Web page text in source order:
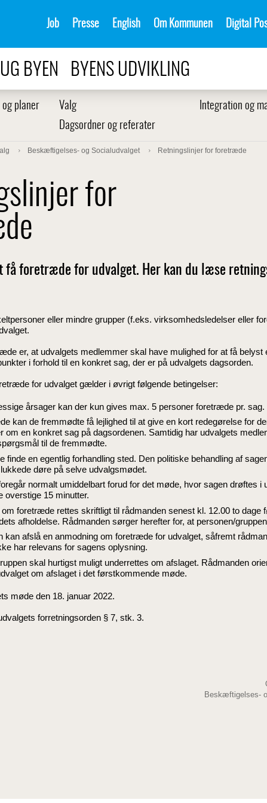
Job Presse English Om Kommunen Digital
BYEN BYENS UDVIKLING
planer Valg
Integration og
Dagsordner og referater
Beskæftigelses- og Socialudvalget Retningslinjer for foretræde
for
få foretræde for udvalget. Her kan du læse
eller mindre grupper (f.eks. virksomhedsledelser eller
er, at udvalgets medlemmer skal have mulighed for at få belyst
i forhold til en konkret sag, der er på udvalgets dagsorden.
for udvalget gælder i øvrigt følgende betingelser:
årsager kan der kun gives max. 5 personer foretræde pr. sag.
kan de fremmødte få lejlighed til at give en kort redegørelse for
om en konkret sag på dagsordenen. Samtidig har udvalgets
til de fremmødte.
finde en egentlig forhandling sted. Den politiske behandling af
døre på selve udvalgsmødet.
normalt umiddelbart forud for det møde, hvor sagen drøftes i
overstige 15 minutter.
foretræde rettes skriftligt til rådmanden senest kl. 12.00 to dage
afholdelse. Rådmanden sørger herefter for, at personen/
kan afslå en anmodning om foretræde for udvalget, såfremt
har relevans for sagens oplysning.
skal hurtigst muligt underrettes om afslaget. Rådmanden
om afslaget i det førstkommende møde.
møde den 18. januar 2022.
forretningsorden § 7, stk. 3.
Beskæftigelses-